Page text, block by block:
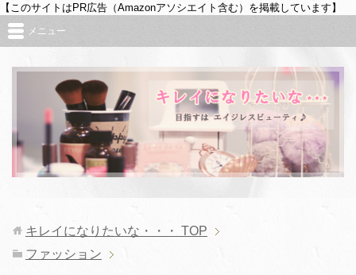
【このサイトはPR広告（Amazonアソシエイト含む）を掲載しています】
メニュー
キレイになりたいな・・・ TOP
ファッション